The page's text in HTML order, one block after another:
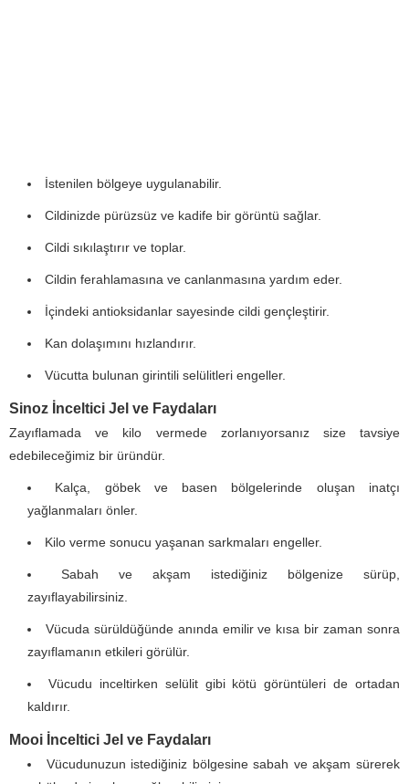
İstenilen bölgeye uygulanabilir.
Cildinizde pürüzsüz ve kadife bir görüntü sağlar.
Cildi sıkılaştırır ve toplar.
Cildin ferahlamasına ve canlanmasına yardım eder.
İçindeki antioksidanlar sayesinde cildi gençleştirir.
Kan dolaşımını hızlandırır.
Vücutta bulunan girintili selülitleri engeller.
Sinoz İnceltici Jel ve Faydaları
Zayıflamada ve kilo vermede zorlanıyorsanız size tavsiye
edebileceğimiz bir üründür.
Kalça, göbek ve basen bölgelerinde oluşan inatçı
yağlanmaları önler.
Kilo verme sonucu yaşanan sarkmaları engeller.
Sabah ve akşam istediğiniz bölgenize sürüp,
zayıflayabilirsiniz.
Vücuda sürüldüğünde anında emilir ve kısa bir zaman sonra
zayıflamanın etkileri görülür.
Vücudu inceltirken selülit gibi kötü görüntüleri de ortadan
kaldırır.
Mooi İnceltici Jel ve Faydaları
Vücudunuzun istediğiniz bölgesine sabah ve akşam sürerek